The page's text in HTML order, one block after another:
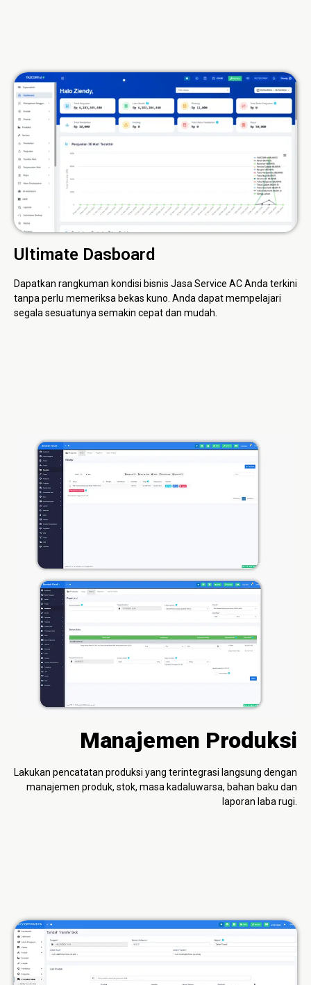
Ultimate Dasboard
Dapatkan rangkuman kondisi bisnis Jasa Service AC Anda terkini
tanpa perlu memeriksa bekas kuno. Anda dapat mempelajari
segala sesuatunya semakin cepat dan mudah.
Manajemen Produksi
Lakukan pencatatan produksi yang terintegrasi langsung dengan
manajemen produk, stok, masa kadaluwarsa, bahan baku dan
laporan laba rugi.